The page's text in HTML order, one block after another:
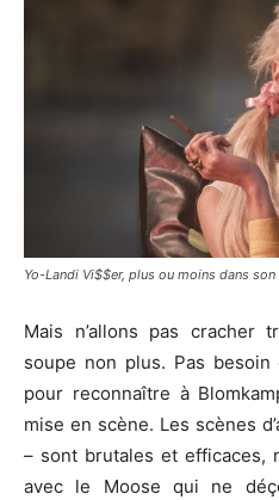
Yo-Landi Vi$$er, plus ou moins dans
Mais n’allons pas cracher
soupe non plus. Pas besoin
pour reconnaître à
mise en scène. Les scènes
– sont brutales et efficaces,
avec le Moose qui ne